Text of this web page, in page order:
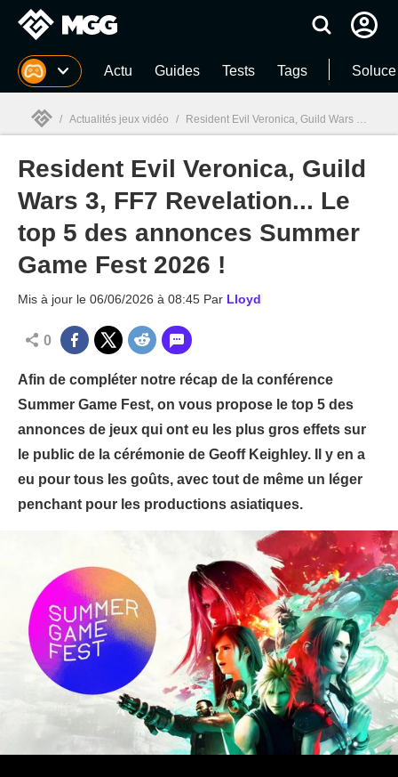
MGG Actu Guides Tests Tags
MGG
/ Actualités jeux vidéo / Resident Evil Veronica, Guild Wars 3, FF7 Revelation... Le top 5 des annonces Summer Game Fest 2026 !
Resident Evil Veronica, Guild
Wars 3, FF7 Revelation... Le
top 5 des annonces Summer
Game Fest 2026 !
Mis à jour le 06/06/2026 à 08:45 Par Lloyd
0
Afin de compléter notre récap de la conférence
Summer Game Fest, on vous propose le top 5 des
annonces de jeux qui ont eu les plus gros effets sur
le public de la cérémonie de Geoff Keighley. Il y en a
eu pour tous les goûts, avec tout de même un léger
penchant pour les productions asiatiques.